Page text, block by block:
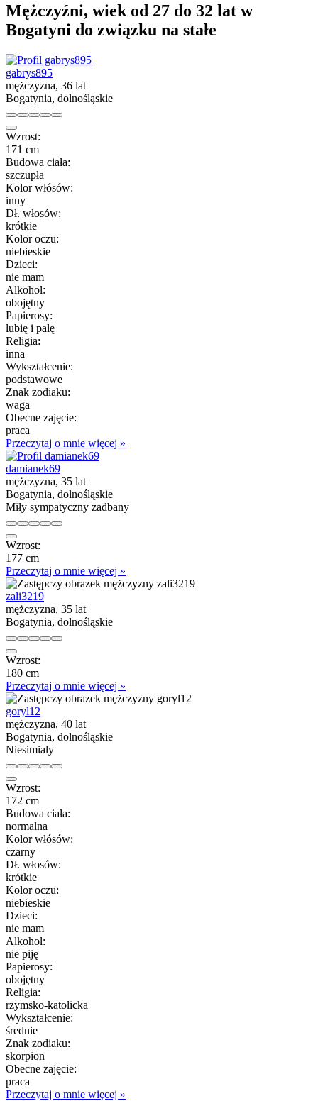
Mężczyźni, wiek od 27 do 32 lat w
Bogatyni do związku na stałe
gabrys895
mężczyzna, 36 lat
Bogatynia, dolnośląskie
Wzrost:
171 cm
Budowa ciała:
szczupła
Kolor włósów:
inny
Dł. włosów:
krótkie
Kolor oczu:
niebieskie
Dzieci:
nie mam
Alkohol:
obojętny
Papierosy:
lubię i palę
Religia:
inna
Wykształcenie:
podstawowe
Znak zodiaku:
waga
Obecne zajęcie:
praca
Przeczytaj o mnie więcej »
damianek69
mężczyzna, 35 lat
Bogatynia, dolnośląskie
Miły sympatyczny zadbany
Wzrost:
177 cm
Przeczytaj o mnie więcej »
zali3219
mężczyzna, 35 lat
Bogatynia, dolnośląskie
Wzrost:
180 cm
Przeczytaj o mnie więcej »
goryl12
mężczyzna, 40 lat
Bogatynia, dolnośląskie
Niesimialy
Wzrost:
172 cm
Budowa ciała:
normalna
Kolor włósów:
czarny
Dł. włosów:
krótkie
Kolor oczu:
niebieskie
Dzieci:
nie mam
Alkohol:
nie piję
Papierosy:
obojętny
Religia:
rzymsko-katolicka
Wykształcenie:
średnie
Znak zodiaku:
skorpion
Obecne zajęcie:
praca
Przeczytaj o mnie więcej »